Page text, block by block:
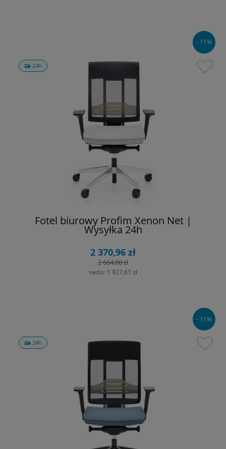
24h
Fotel biurowy Profim Xenon Net |
Wysyłka 24h
2 370,96 zł
2 664,00 zł
netto: 1 927,61 zł
- 11%
24h
- 11%